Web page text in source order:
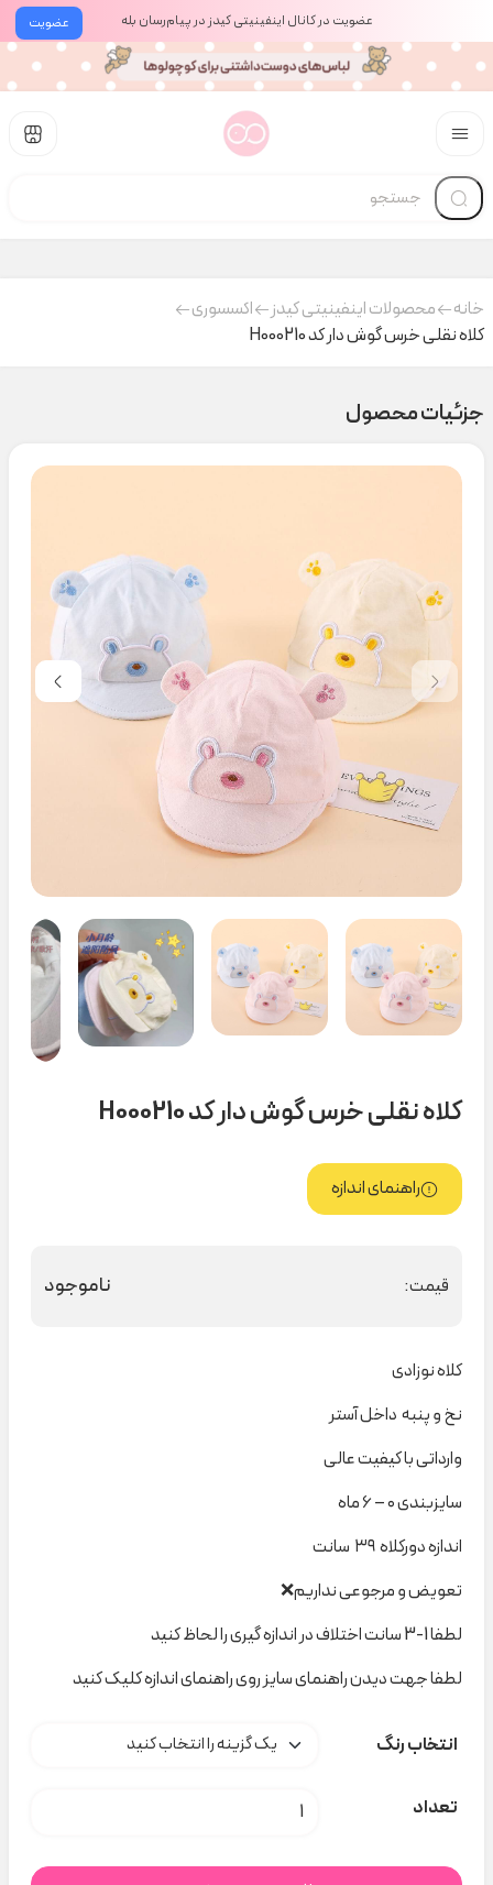
عضویت عضویت در کانال اینفینیتی کیدز در پیام‌رسان بله
خانه محصولات اینفینیتی کیدز
اکسسوری
کلاه نقلی خرس گوش دار کد H000210
جزئیات محصول
کلاه نقلی خرس گوش دار کد H000210
راهنمای اندازه
قیمت: ناموجود
کلاه نوزادی
نخ و پنبه داخل آستر
وارداتی با کیفیت عالی
سایزبندی ۰ – ۶ ماه
اندازه دورکلاه ۳۹ سانت
تعویض و مرجوعی نداریم❌
لطفا 1-3 سانت اختلاف در اندازه گیری را لحاظ کنید
لطفا جهت دیدن راهنمای سایز روی راهنمای اندازه کلیک کنید
انتخاب رنگ
تعداد کلاه نقلی خرس گوش دار کد H000210 عدد